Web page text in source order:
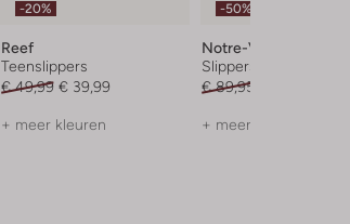
-20%
Reef
Teenslippers
€ 49,99 € 39,99
+ meer kleuren
-50%
Notre-V
Slippers
€ 89,95
+ meer kleuren